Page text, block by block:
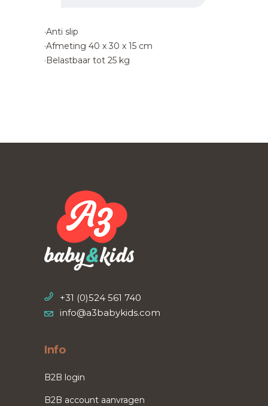
·Anti slip
·Afmeting 40 x 30 x 15 cm
·Belastbaar tot 25 kg
+31 (0)524 561 740
info@a3babykids.com
Info
B2B login
B2B account aanvragen